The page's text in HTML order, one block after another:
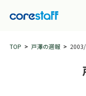
TOP 戸澤の週報